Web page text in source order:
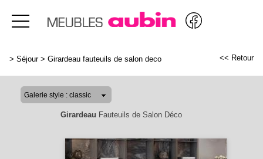
> Séjour> Girardeau fauteuils de salon deco << Retour
Girardeau Fauteuils de Salon Déco